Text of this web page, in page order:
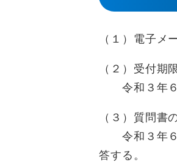
（１）電子メ
（２）受付期限
令和３年６
（３）質問書
令和３年６
答する。